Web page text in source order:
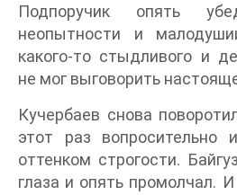
Подпоручик опять
неопытности и
какого-то стыдливого и
не мог выговорить
Кучербаев снова
этот раз
оттенком строгости.
глаза и опять промолчал.